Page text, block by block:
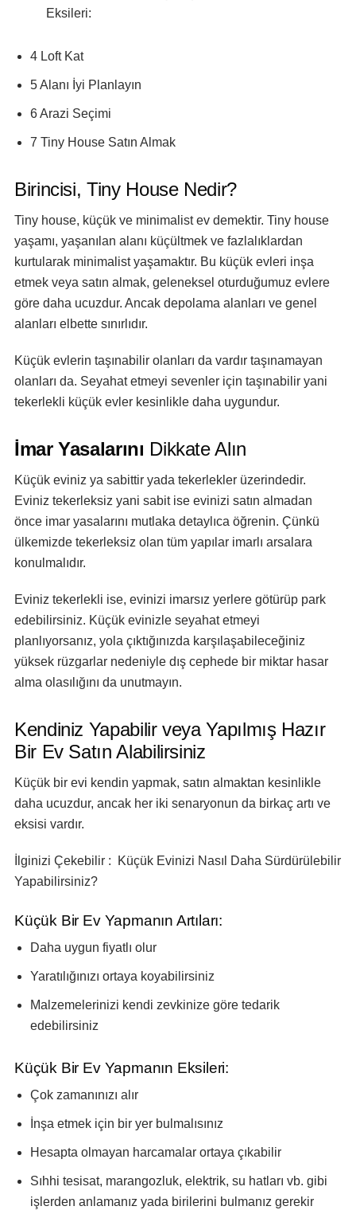
Eksileri:
4 Loft Kat
5 Alanı İyi Planlayın
6 Arazi Seçimi
7 Tiny House Satın Almak
Birincisi, Tiny House Nedir?
Tiny house, küçük ve minimalist ev demektir. Tiny house
yaşamı, yaşanılan alanı küçültmek ve fazlalıklardan
kurtularak minimalist yaşamaktır. Bu küçük evleri inşa
etmek veya satın almak, geleneksel oturduğumuz evlere
göre daha ucuzdur. Ancak depolama alanları ve genel
alanları elbette sınırlıdır.
Küçük evlerin taşınabilir olanları da vardır taşınamayan
olanları da. Seyahat etmeyi sevenler için taşınabilir yani
tekerlekli küçük evler kesinlikle daha uygundur.
İmar Yasalarını Dikkate Alın
Küçük eviniz ya sabittir yada tekerlekler üzerindedir.
Eviniz tekerleksiz yani sabit ise evinizi satın almadan
önce imar yasalarını mutlaka detaylıca öğrenin. Çünkü
ülkemizde tekerleksiz olan tüm yapılar imarlı arsalara
konulmalıdır.
Eviniz tekerlekli ise, evinizi imarsız yerlere götürüp park
edebilirsiniz. Küçük evinizle seyahat etmeyi
planlıyorsanız, yola çıktığınızda karşılaşabileceğiniz
yüksek rüzgarlar nedeniyle dış cephede bir miktar hasar
alma olasılığını da unutmayın.
Kendiniz Yapabilir veya Yapılmış Hazır
Bir Ev Satın Alabilirsiniz
Küçük bir evi kendin yapmak, satın almaktan kesinlikle
daha ucuzdur, ancak her iki senaryonun da birkaç artı ve
eksisi vardır.
İlginizi Çekebilir : Küçük Evinizi Nasıl Daha Sürdürülebilir
Yapabilirsiniz?
Küçük Bir Ev Yapmanın Artıları:
Daha uygun fiyatlı olur
Yaratılığınızı ortaya koyabilirsiniz
Malzemelerinizi kendi zevkinize göre tedarik
edebilirsiniz
Küçük Bir Ev Yapmanın Eksileri:
Çok zamanınızı alır
İnşa etmek için bir yer bulmalısınız
Hesapta olmayan harcamalar ortaya çıkabilir
Sıhhi tesisat, marangozluk, elektrik, su hatları vb. gibi
işlerden anlamanız yada birilerini bulmanız gerekir